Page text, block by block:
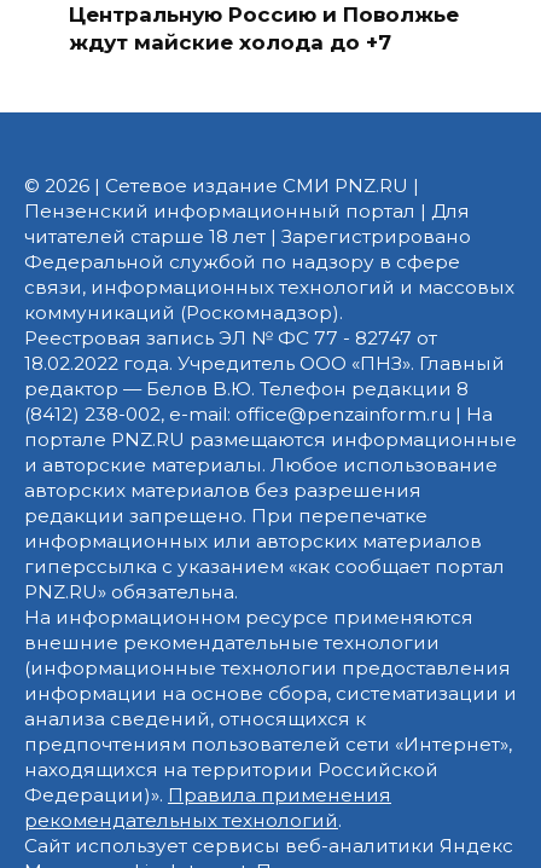
Центральную Россию и Поволжье
ждут майские холода до +7
© 2026 | Сетевое издание СМИ PNZ.RU |
Пензенский информационный портал | Для
читателей старше 18 лет | Зарегистрировано
Федеральной службой по надзору в сфере
связи, информационных технологий и массовых
коммуникаций (Роскомнадзор).
Реестровая запись ЭЛ № ФС 77 - 82747 от
18.02.2022 года. Учредитель ООО «ПНЗ». Главный
редактор — Белов В.Ю. Телефон редакции 8
(8412) 238-002, e-mail: office@penzainform.ru | На
портале PNZ.RU размещаются информационные
и авторские материалы. Любое использование
авторских материалов без разрешения
редакции запрещено. При перепечатке
информационных или авторских материалов
гиперссылка с указанием «как сообщает портал
PNZ.RU» обязательна.
На информационном ресурсе применяются
внешние рекомендательные технологии
(информационные технологии предоставления
информации на основе сбора, систематизации и
анализа сведений, относящихся к
предпочтениям пользователей сети «Интернет»,
находящихся на территории Российской
Федерации)». Правила применения
рекомендательных технологий.
Сайт использует сервисы веб-аналитики Яндекс